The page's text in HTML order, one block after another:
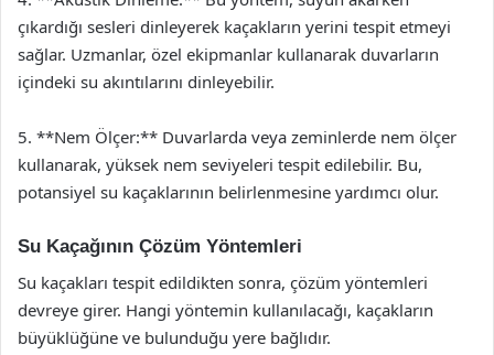
çıkardığı sesleri dinleyerek kaçakların yerini tespit etmeyi
sağlar. Uzmanlar, özel ekipmanlar kullanarak duvarların
içindeki su akıntılarını dinleyebilir.
5. **Nem Ölçer:** Duvarlarda veya zeminlerde nem ölçer
kullanarak, yüksek nem seviyeleri tespit edilebilir. Bu,
potansiyel su kaçaklarının belirlenmesine yardımcı olur.
Su Kaçağının Çözüm Yöntemleri
Su kaçakları tespit edildikten sonra, çözüm yöntemleri
devreye girer. Hangi yöntemin kullanılacağı, kaçakların
büyüklüğüne ve bulunduğu yere bağlıdır.